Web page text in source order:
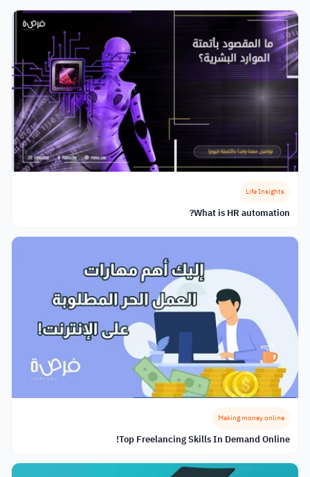
Life Insights
What is HR automation?
Making money online
Top Freelancing Skills In Demand Online!